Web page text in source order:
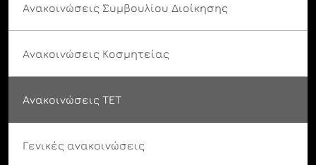
Ανακοινώσεις Συμβουλίου Διοίκησης
Ανακοινώσεις Κοσμητείας
Ανακοινώσεις ΤΕΤ
Γενικές ανακοινώσεις